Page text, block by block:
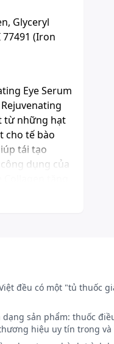
Glyceryl
77491 (Iron
Eye Serum
từ những hạt
cho tế bào
tái tạo
dụng của
tăng
trạng mất
chí loại
đeo nhẫn là
đều có một "tủ thuốc
sản phẩm: thuốc
hiệu uy tín trong